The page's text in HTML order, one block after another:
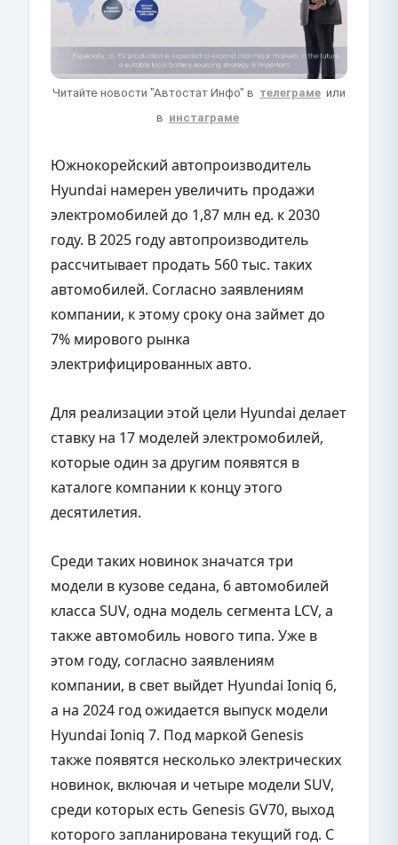
Читайте новости "Автостат Инфо" в телеграме или
в инстаграме
Южнокорейский автопроизводитель
Hyundai намерен увеличить продажи
электромобилей до 1,87 млн ед. к 2030
году. В 2025 году автопроизводитель
рассчитывает продать 560 тыс. таких
автомобилей. Согласно заявлениям
компании, к этому сроку она займет до
7% мирового рынка
электрифицированных авто.
Для реализации этой цели Hyundai делает
ставку на 17 моделей электромобилей,
которые один за другим появятся в
каталоге компании к концу этого
десятилетия.
Среди таких новинок значатся три
модели в кузове седана, 6 автомобилей
класса SUV, одна модель сегмента LCV, а
также автомобиль нового типа. Уже в
этом году, согласно заявлениям
компании, в свет выйдет Hyundai Ioniq 6,
а на 2024 год ожидается выпуск модели
Hyundai Ioniq 7. Под маркой Genesis
также появятся несколько электрических
новинок, включая и четыре модели SUV,
среди которых есть Genesis GV70, выход
которого запланирована текущий год. С